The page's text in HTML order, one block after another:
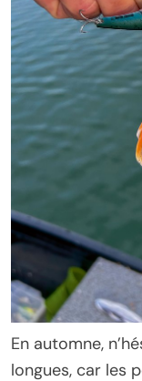
En automne,
longues, car les